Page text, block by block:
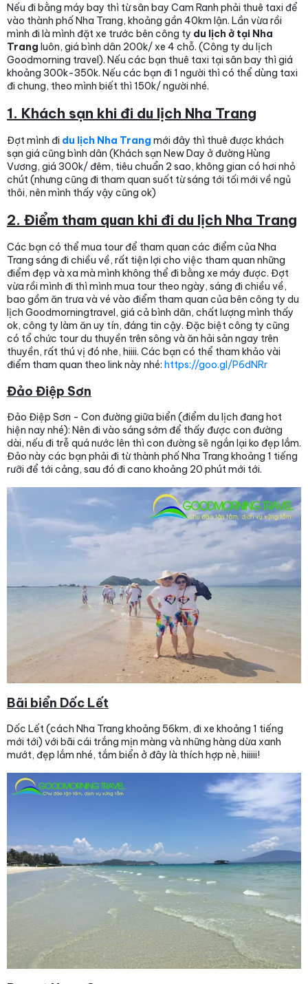
Nếu đi bằng máy bay thì từ sân bay Cam Ranh phải thuê taxi để
vào thành phố Nha Trang, khoảng gần 40km lận. Lần vừa rồi
mình đi là mình đặt xe trước bên công ty du lịch ở tại Nha
Trang luôn, giá bình dân 200k/ xe 4 chỗ. (Công ty du lịch
Goodmorning travel). Nếu các bạn thuê taxi tại sân bay thì giá
khoảng 300k-350k. Nếu các bạn đi 1 người thì có thể dùng taxi
đi chung, theo mình biết thì 150k/ người nhé.
1. Khách sạn khi đi du lịch Nha Trang
Đợt mình đi du lịch Nha Trang mới đây thì thuê được khách
sạn giá cũng bình dân (Khách sạn New Day ở đường Hùng
Vương, giá 300k/ đêm, tiêu chuẩn 2 sao, không gian có hơi nhỏ
chút (nhưng cũng đi tham quan suốt từ sáng tới tối mới về ngủ
thôi, nên mình thấy vậy cũng ok)
2. Điểm tham quan khi đi du lịch Nha Trang
Các bạn có thể mua tour để tham quan các điểm của Nha
Trang sáng đi chiều về, rất tiện lợi cho việc tham quan những
điểm đẹp và xa mà mình không thể đi bằng xe máy được. Đợt
vừa rồi mình đi thì mình mua tour theo ngày, sáng đi chiều về,
bao gồm ăn trưa và vé vào điểm tham quan của bên công ty du
lịch Goodmorningtravel, giá cả bình dân, chất lượng mình thấy
ok, công ty làm ăn uy tín, đáng tin cậy. Đặc biệt công ty cũng
có tổ chức tour du thuyền trên sông và ăn hải sản ngay trên
thuyền, rất thú vị đó nhe, hiiii. Các bạn có thể tham khảo vài
điểm tham quan theo link này nhé: https://goo.gl/P6dNRr
Đảo Điệp Sơn
Đảo Điệp Sơn - Con đường giữa biển (điểm du lịch đang hot
hiện nay nhé): Nên đi vào sáng sớm để thấy được con đường
dài, nếu đi trễ quá nước lên thì con đường sẽ ngắn lại ko đẹp lắm.
Đảo này các bạn phải đi từ thành phố Nha Trang khoảng 1 tiếng
rưỡi để tới cảng, sau đó đi cano khoảng 20 phút mới tới.
Bãi biển Dốc Lết
Dốc Lết (cách Nha Trang khoảng 56km, đi xe khoảng 1 tiếng
mới tới) với bãi cái trắng mịn màng và những hàng dừa xanh
mướt, đẹp lắm nhé, tắm biển ở đây là thích hợp nè, hiiiii!